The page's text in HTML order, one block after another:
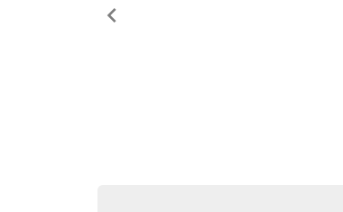
chevron_left